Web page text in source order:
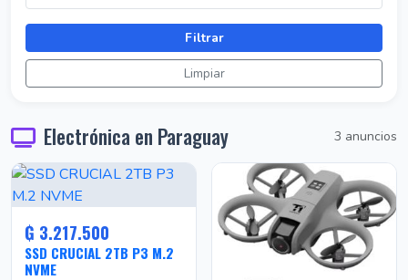
Filtrar
Limpiar
Electrónica en Paraguay 3 anuncios
₲ 3.217.500
SSD CRUCIAL 2TB P3 M.2
NVME